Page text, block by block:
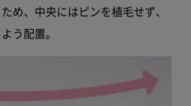
め、中央にはピンを植毛せず、
う配置。